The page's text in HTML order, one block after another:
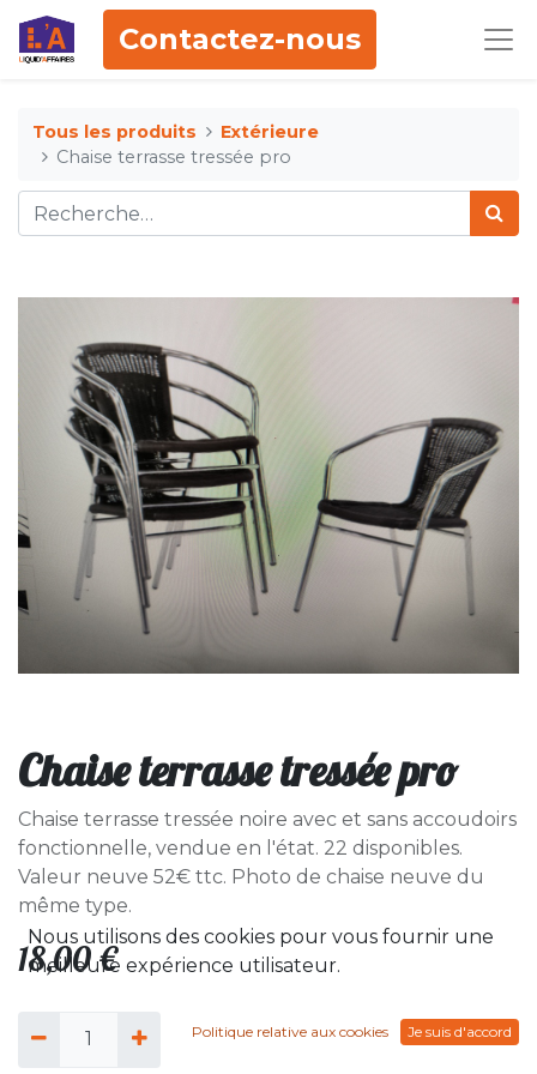
Contactez-nous
Tous les produits
Extérieure
Chaise terrasse tressée pro
Chaise terrasse tressée pro
Chaise terrasse tressée noire avec et sans accoudoirs
fonctionnelle, vendue en l'état. 22 disponibles.
Valeur neuve 52€ ttc. Photo de chaise neuve du
même type.
18,00€
Nous utilisons des cookies pour vous fournir une
meilleure expérience utilisateur.
Politique relative aux cookies Je suis d'accord